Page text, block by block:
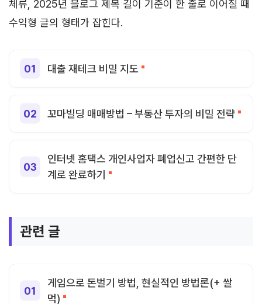
체류, 2025년 블로그 제목 길이 기준이 한 줄로 이어질 때
수익형 글의 형태가 잡힌다.
대출 재테크 비밀 지도
꼬마빌딩 매매방법 – 부동산 투자의 비밀 전략
인터넷 홈택스 개인사업자 폐업신고 간편한 단
계로 완료하기
관련 글
게임으로 돈벌기 방법, 현실적인 방법론(+ 쌀
먹)